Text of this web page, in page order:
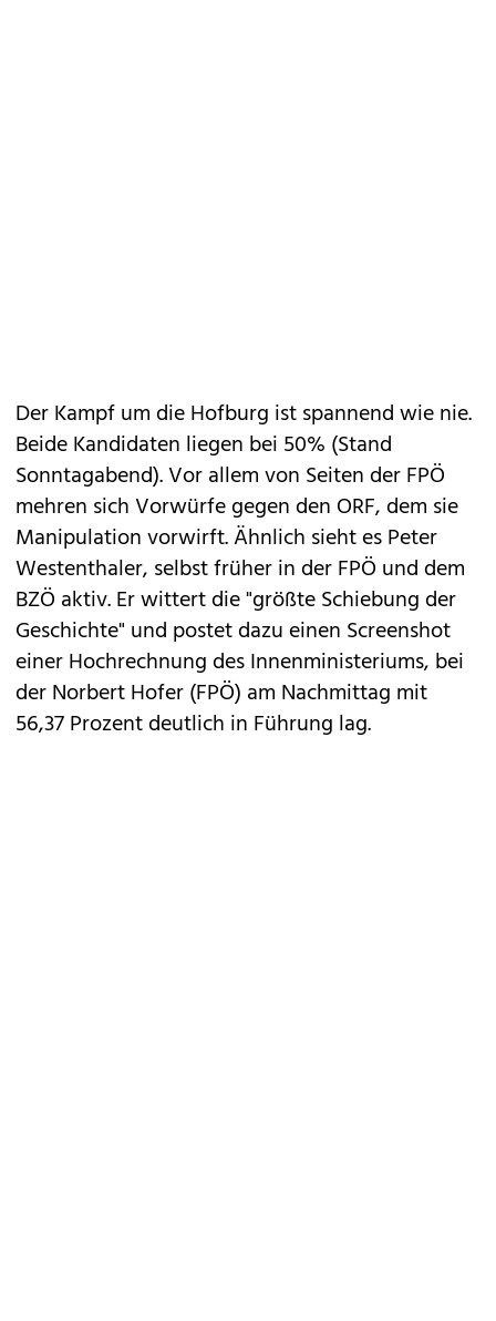
Der Kampf um die Hofburg ist spannend wie nie.
Beide Kandidaten liegen bei 50% (Stand
Sonntagabend). Vor allem von Seiten der FPÖ
mehren sich Vorwürfe gegen den ORF, dem sie
Manipulation vorwirft. Ähnlich sieht es Peter
Westenthaler, selbst früher in der FPÖ und dem
BZÖ aktiv. Er wittert die "größte Schiebung der
Geschichte" und postet dazu einen Screenshot
einer Hochrechnung des Innenministeriums, bei
der Norbert Hofer (FPÖ) am Nachmittag mit
56,37 Prozent deutlich in Führung lag.